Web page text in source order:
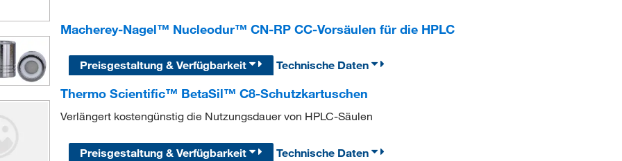
Macherey-Nagel™ Nucleodur™ CN-RP CC-Vorsäulen für die HPLC
Preisgestaltung & Verfügbarkeit Technische Daten
Thermo Scientific™ BetaSil™ C8-Schutzkartuschen
Verlängert kostengünstig die Nutzungsdauer von HPLC-Säulen
Preisgestaltung & Verfügbarkeit
Technische Daten